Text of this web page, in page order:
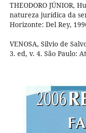
THEODORO JÚNIOR,
natureza jurídica da
Horizonte: Del Rey,
VENOSA, Silvio de
3. ed, v. 4. São Paulo: